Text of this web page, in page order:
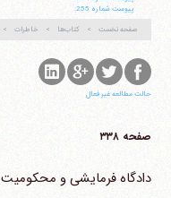
پيوست شماره 255:
صفحه نخست
کتاب‌ها خاطرات
حالت مطالعه غیر فعال
صفحه ۳۳۸
دادگاه فرمایشی و محکومیت